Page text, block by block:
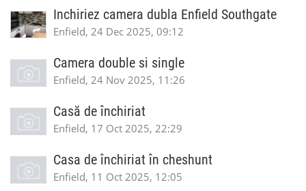
Inchiriez camera dubla Enfield Southgate
Enfield, 24 Dec 2025, 09:12
Camera double si single
Enfield, 24 Nov 2025, 11:26
Casă de închiriat
Enfield, 17 Oct 2025, 22:29
Casa de închiriat în cheshunt
Enfield, 11 Oct 2025, 12:05